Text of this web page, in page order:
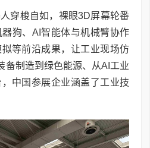
穿梭自如，裸眼3D屏幕轮番
狗、AI智能体与机械臂协作
等前沿成果，让工业现场仿
备制造到绿色能源、从AI工业
中国参展企业涵盖了工业技